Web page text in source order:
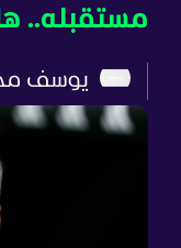
مستقبله..
يوسف